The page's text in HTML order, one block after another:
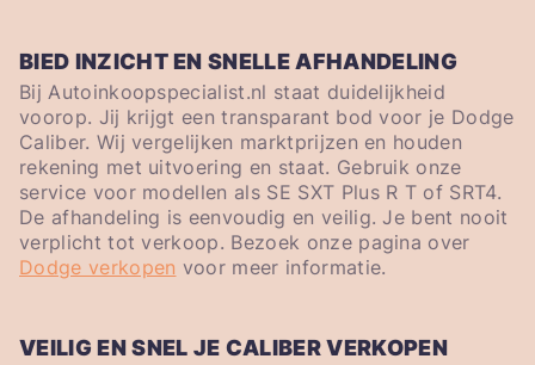
BIED INZICHT EN SNELLE AFHANDELING
Bij Autoinkoopspecialist.nl staat duidelijkheid
voorop. Jij krijgt een transparant bod voor je Dodge
Caliber. Wij vergelijken marktprijzen en houden
rekening met uitvoering en staat. Gebruik onze
service voor modellen als SE SXT Plus R T of SRT4.
De afhandeling is eenvoudig en veilig. Je bent nooit
verplicht tot verkoop. Bezoek onze pagina over
Dodge verkopen voor meer informatie.
VEILIG EN SNEL JE CALIBER VERKOPEN